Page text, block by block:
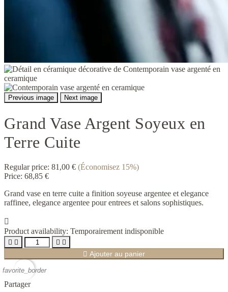
Previous image Next image
Grand Vase Argent Soyeux en
Terre Cuite
Regular price: 81,00 € (Économisez 15%)
Price: 68,85 €
Grand vase en terre cuite a finition soyeuse argentee et elegance
raffinee, elegance argentee pour entrees et salons sophistiques.

Product availability: Temporairement indisponible
   
 Ajouter au panier
favorite_border
Partager